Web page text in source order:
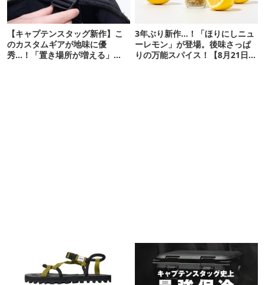
【キャプテンスタッグ新作】こ
のカスタムギアが地味に優
秀…！「置き場所が増える」
3年ぶり新作…！「ほりにしニュ
ーレモン」が登場。後味さっぱ
りの万能スパイス！【8月21日発